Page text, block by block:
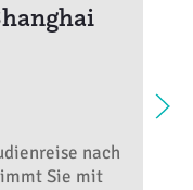
nach
Sie mit